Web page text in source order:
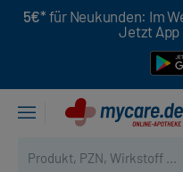
5€* für Neukunden: Im
Jetzt App